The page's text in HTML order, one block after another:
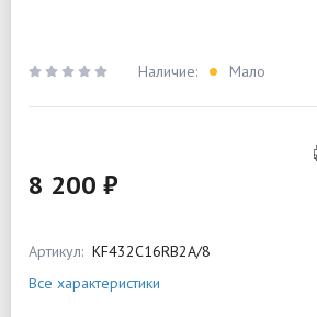
Наличие: Мало
8 200 ₽
Артикул: KF432C16RB2A/8
Все характеристики